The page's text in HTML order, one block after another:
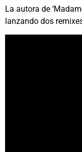
La autora de
lanzando dos